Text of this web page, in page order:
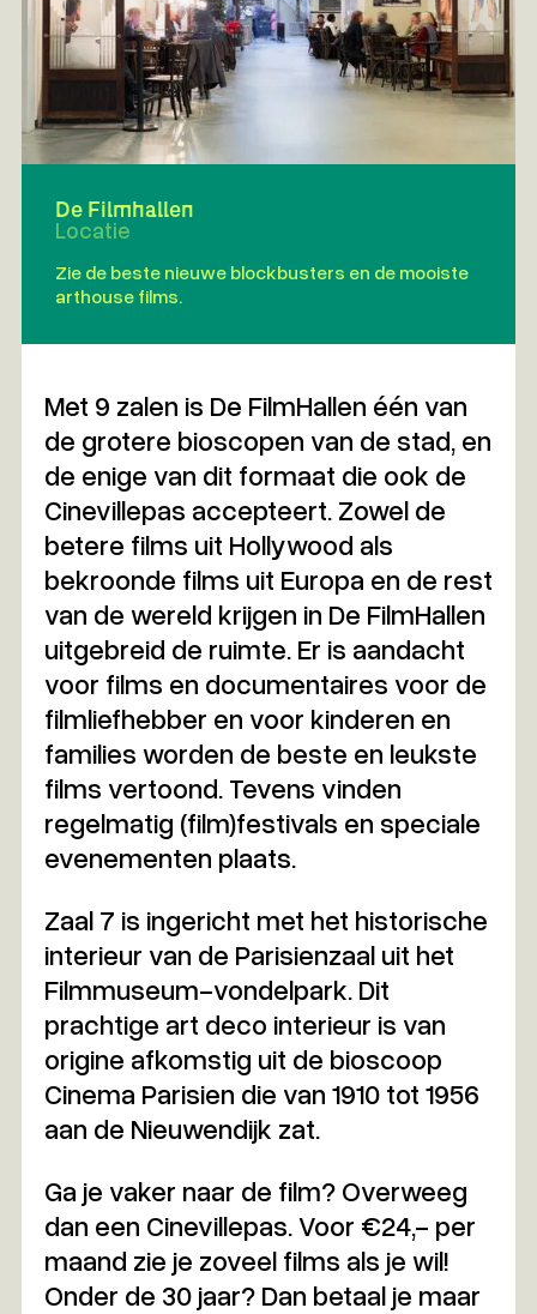
Met 9 zalen is De FilmHallen één van
de grotere bioscopen van de stad, en
de enige van dit formaat die ook de
Cinevillepas accepteert. Zowel de
betere films uit Hollywood als
bekroonde films uit Europa en de rest
van de wereld krijgen in De FilmHallen
uitgebreid de ruimte. Er is aandacht
voor films en documentaires voor de
filmliefhebber en voor kinderen en
families worden de beste en leukste
films vertoond. Tevens vinden
regelmatig (film)festivals en speciale
evenementen plaats.
Zaal 7 is ingericht met het historische
interieur van de Parisienzaal uit het
Filmmuseum-vondelpark. Dit
prachtige art deco interieur is van
origine afkomstig uit de bioscoop
Cinema Parisien die van 1910 tot 1956
aan de Nieuwendijk zat.
Ga je vaker naar de film? Overweeg
dan een Cinevillepas. Voor €24,- per
maand zie je zoveel films als je wil!
Onder de 30 jaar? Dan betaal je maar
De Filmhallen
Locatie
Zie de beste nieuwe blockbusters en de mooiste
arthouse films.